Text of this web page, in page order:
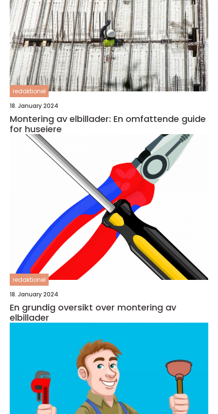
redaktionel
18. January 2024
Montering av elbillader: En omfattende guide
for huseiere
redaktionel
18. January 2024
En grundig oversikt over montering av
elbillader